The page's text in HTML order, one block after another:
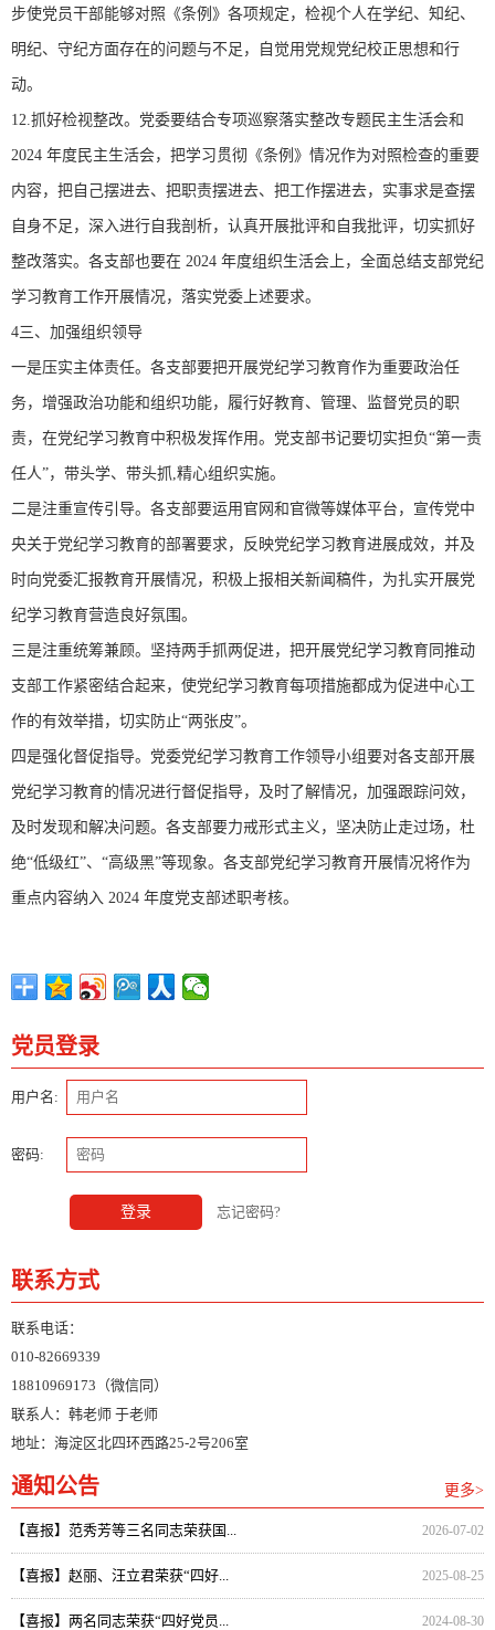
步使党员干部能够对照《条例》各项规定，检视个人在学纪、知纪、
明纪、守纪方面存在的问题与不足，自觉用党规党纪校正思想和行
动。
12.抓好检视整改。党委要结合专项巡察落实整改专题民主生活会和
2024 年度民主生活会，把学习贯彻《条例》情况作为对照检查的重要
内容，把自己摆进去、把职责摆进去、把工作摆进去，实事求是查摆
自身不足，深入进行自我剖析，认真开展批评和自我批评，切实抓好
整改落实。各支部也要在 2024 年度组织生活会上，全面总结支部党纪
学习教育工作开展情况，落实党委上述要求。
4三、加强组织领导
一是压实主体责任。各支部要把开展党纪学习教育作为重要政治任
务，增强政治功能和组织功能，履行好教育、管理、监督党员的职
责，在党纪学习教育中积极发挥作用。党支部书记要切实担负“第一责
任人”，带头学、带头抓,精心组织实施。
二是注重宣传引导。各支部要运用官网和官微等媒体平台，宣传党中
央关于党纪学习教育的部署要求，反映党纪学习教育进展成效，并及
时向党委汇报教育开展情况，积极上报相关新闻稿件，为扎实开展党
纪学习教育营造良好氛围。
三是注重统筹兼顾。坚持两手抓两促进，把开展党纪学习教育同推动
支部工作紧密结合起来，使党纪学习教育每项措施都成为促进中心工
作的有效举措，切实防止“两张皮”。
四是强化督促指导。党委党纪学习教育工作领导小组要对各支部开展
党纪学习教育的情况进行督促指导，及时了解情况，加强跟踪问效，
及时发现和解决问题。各支部要力戒形式主义，坚决防止走过场，杜
绝“低级红”、“高级黑”等现象。各支部党纪学习教育开展情况将作为
重点内容纳入 2024 年度党支部述职考核。
党员登录
用户名:
密码:
登录 忘记密码?
联系方式
联系电话：
010-82669339
18810969173（微信同）
联系人：韩老师 于老师
地址：海淀区北四环西路25-2号206室
通知公告 更多>
【喜报】范秀芳等三名同志荣获国... 2026-07-02
【喜报】赵丽、汪立君荣获“四好... 2025-08-25
【喜报】两名同志荣获“四好党员... 2024-08-30